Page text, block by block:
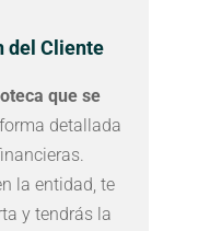
del Cliente
que se
detallada
la entidad, te
y tendrás la